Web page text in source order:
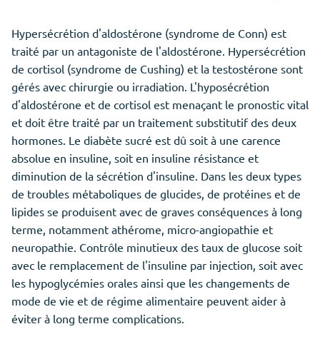
Hypersécrétion d'aldostérone (syndrome de Conn) est
traité par un antagoniste de l'aldostérone. Hypersécrétion
de cortisol (syndrome de Cushing) et la testostérone sont
gérés avec chirurgie ou irradiation. L'hyposécrétion
d'aldostérone et de cortisol est menaçant le pronostic vital
et doit être traité par un traitement substitutif des deux
hormones. Le diabète sucré est dû soit à une carence
absolue en insuline, soit en insuline résistance et
diminution de la sécrétion d'insuline. Dans les deux types
de troubles métaboliques de glucides, de protéines et de
lipides se produisent avec de graves conséquences à long
terme, notamment athérome, micro-angiopathie et
neuropathie. Contrôle minutieux des taux de glucose soit
avec le remplacement de l'insuline par injection, soit avec
les hypoglycémies orales ainsi que les changements de
mode de vie et de régime alimentaire peuvent aider à
éviter à long terme complications.